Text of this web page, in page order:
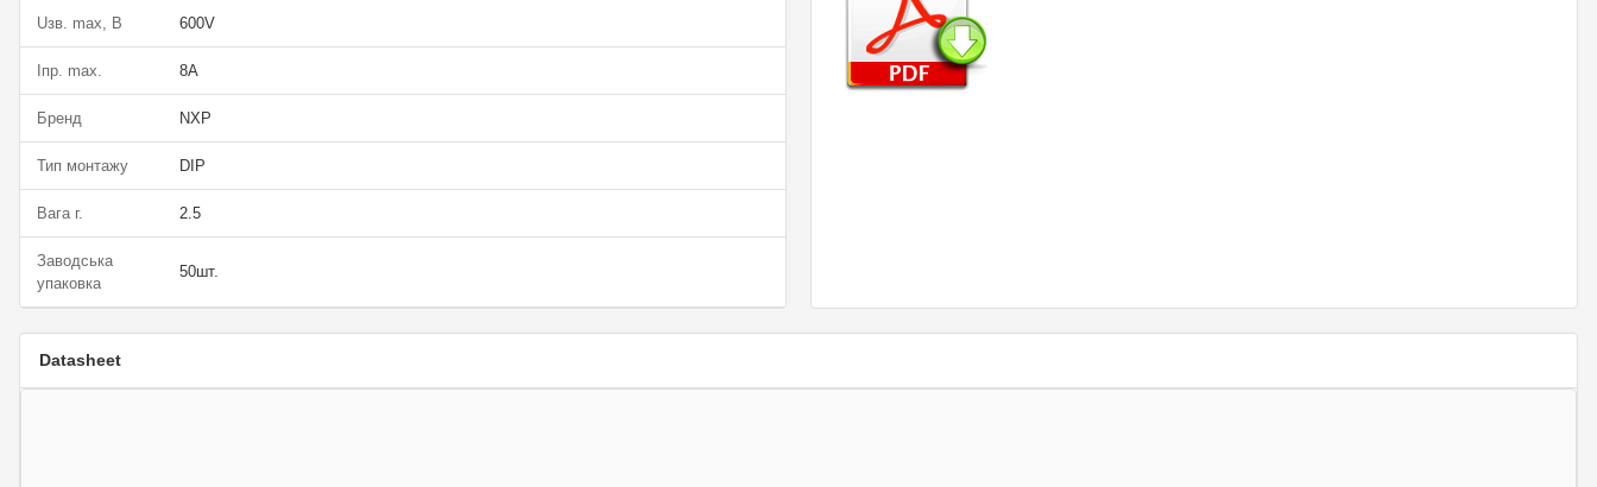
Uзв. max, В 600V
Iпр. max. 8A
Бренд NXP
Тип монтажу DIP
Вага г. 2.5
Заводська
упаковка
50шт.
Datasheet